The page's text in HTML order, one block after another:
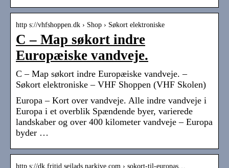
http s://vhfshoppen.dk › Shop › Søkort elektroniske
C – Map søkort indre
Europæiske vandveje.
C – Map søkort indre Europæiske vandveje. –
Søkort elektroniske – VHF Shoppen (VHF Skolen)
Europa – Kort over vandveje. Alle indre vandveje i
Europa i et overblik Spændende byer, varierede
landskaber og over 400 kilometer vandveje – Europa
byder …
http s://dk.fritid.sejlads.narkive.com › sokort-til-europas…